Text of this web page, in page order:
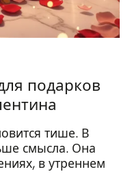
подарков
тише. В
смысла. Она
в утреннем